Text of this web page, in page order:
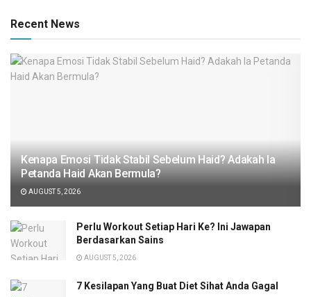
Recent News
Kenapa Emosi Tidak Stabil Sebelum Haid? Adakah Ia
Petanda Haid Akan Bermula?
AUGUST 5, 2026
Perlu Workout Setiap Hari Ke? Ini Jawapan
Berdasarkan Sains
AUGUST 5, 2026
7 Kesilapan Yang Buat Diet Sihat Anda Gagal